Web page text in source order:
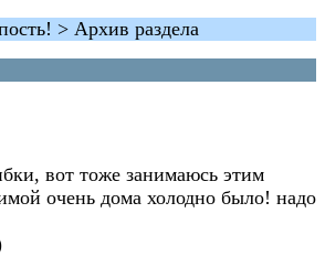
> Архив раздела
вот тоже занимаюсь этим
очень дома холодно было! надо